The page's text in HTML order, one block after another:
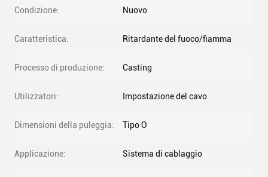
Condizione: Nuovo
Caratteristica: Ritardante del fuoco/fiamma
Processo di produzione: Casting
Utilizzatori: Impostazione del cavo
Dimensioni della puleggia: Tipo O
Applicazione: Sistema di cablaggio